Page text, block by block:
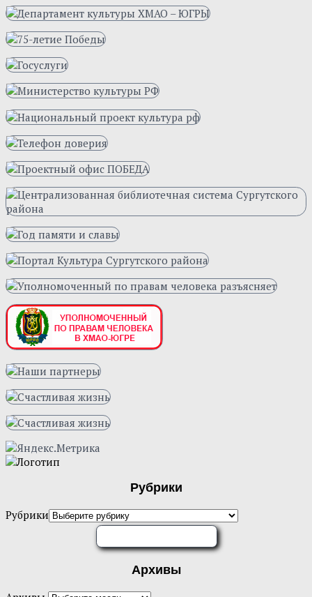
Рубрики
Рубрики
Архивы